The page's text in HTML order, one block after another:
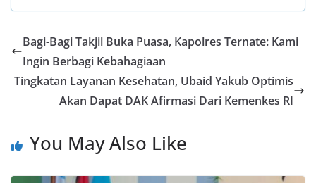
e
b
o
o
k
at
s
A
p
p
itt
er
e
gr
a
m
ar
e
Bagi-Bagi Takjil Buka Puasa, Kapolres Ternate: Kami
Ingin Berbagi Kebahagiaan
Tingkatan Layanan Kesehatan, Ubaid Yakub Optimis
Akan Dapat DAK Afirmasi Dari Kemenkes RI
You May Also Like